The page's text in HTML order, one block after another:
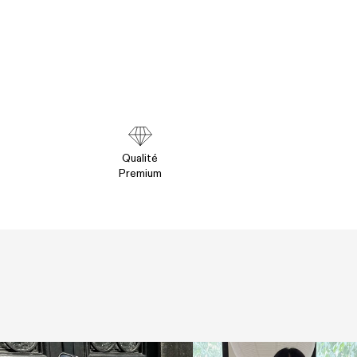
Qualité
Premium